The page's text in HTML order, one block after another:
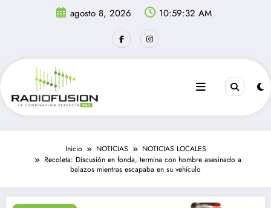
agosto 8, 2026 10:59:32 AM
Inicio NOTICIAS
NOTICIAS LOCALES
Recoleta: Discusión en fonda, termina con hombre asesinado a
balazos mientras escapaba en su vehículo